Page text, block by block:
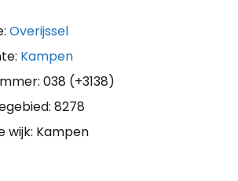
Overijssel
Kampen
038 (+3138)
8278
wijk: Kampen